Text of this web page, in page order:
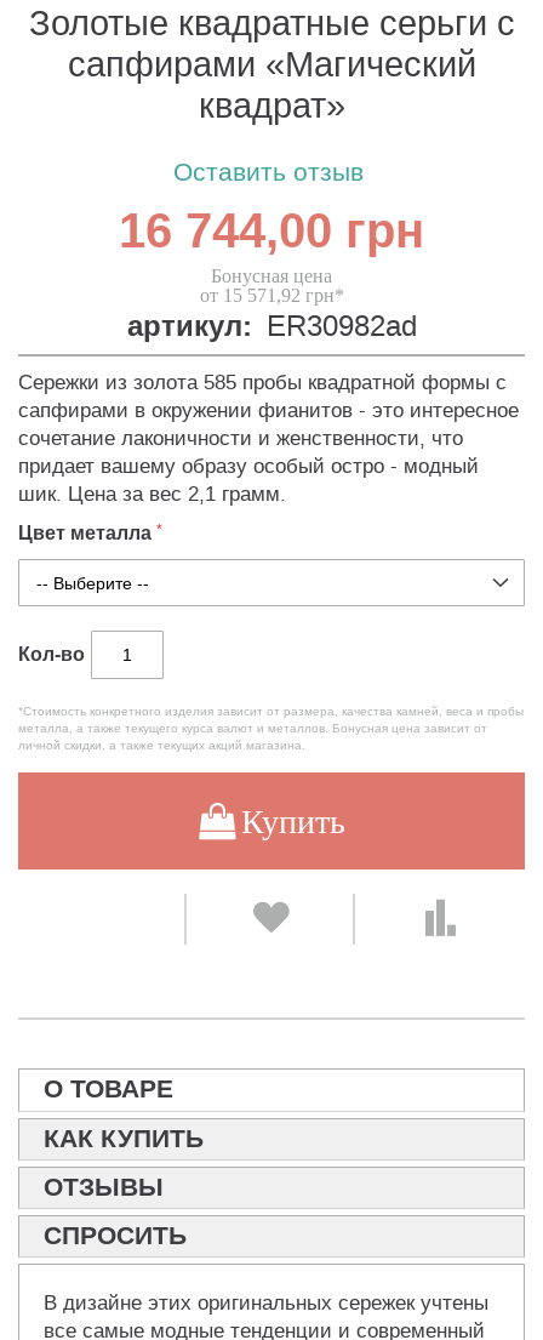
Золотые квадратные серьги с
сапфирами «Магический
квадрат»
Оставить отзыв
16 744,00 грн
Бонусная цена
от 15 571,92 грн*
артикул: ER30982ad
Сережки из золота 585 пробы квадратной формы с
сапфирами в окружении фианитов - это интересное
сочетание лаконичности и женственности, что
придает вашему образу особый остро - модный
шик. Цена за вес 2,1 грамм.
Цвет металла
Кол-во
*Стоимость конкретного изделия зависит от размера, качества камней, веса и пробы
металла, а также текущего курса валют и металлов. Бонусная цена зависит от
личной скидки, а также текущих акций магазина.
Купить
О ТОВАРЕ
КАК КУПИТЬ
ОТЗЫВЫ
СПРОСИТЬ
В дизайне этих оригинальных сережек учтены
все самые модные тенденции и современный